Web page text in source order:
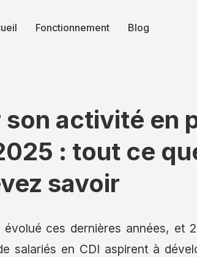
Fonctionnement Blog
activité en
: tout ce
savoir
ces dernières années, et
salariés en CDI aspirent à